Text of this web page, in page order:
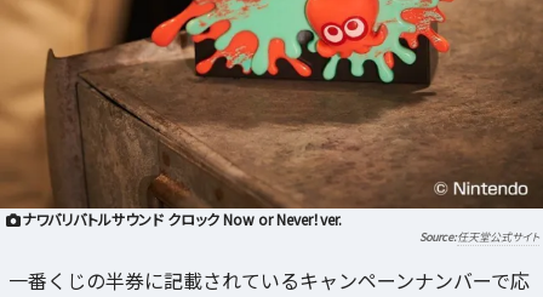
ナワバリバトルサウンド クロック Now or Never！ver.
任天堂公式サイト
一番くじの半券に記載されているキャンペーンナンバーで応